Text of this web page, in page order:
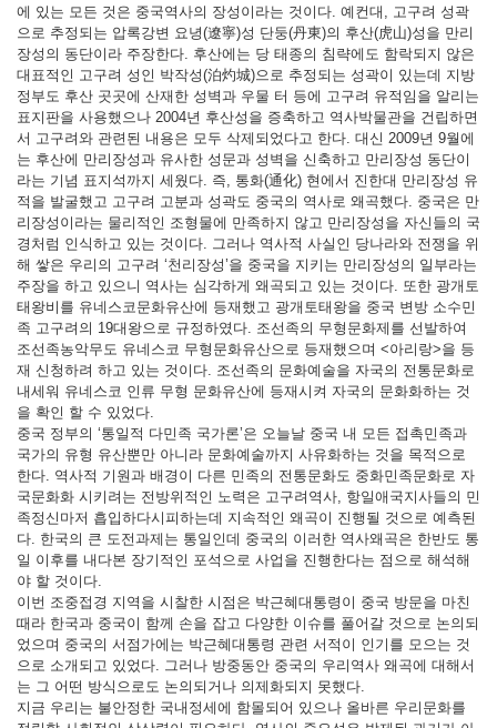
에 있는 모든 것은 중국역사의 장성이라는 것이다. 예컨대, 고구려 성곽
으로 추정되는 압록강변 요녕(遼寧)성 단둥(丹東)의 후산(虎山)성을 만리
장성의 동단이라 주장한다. 후산에는 당 태종의 침략에도 함락되지 않은
대표적인 고구려 성인 박작성(泊灼城)으로 추정되는 성곽이 있는데 지방
정부도 후산 곳곳에 산재한 성벽과 우물 터 등에 고구려 유적임을 알리는
표지판을 사용했으나 2004년 후산성을 증축하고 역사박물관을 건립하면
서 고구려와 관련된 내용은 모두 삭제되었다고 한다. 대신 2009년 9월에
는 후산에 만리장성과 유사한 성문과 성벽을 신축하고 만리장성 동단이
라는 기념 표지석까지 세웠다. 즉, 통화(通化) 현에서 진한대 만리장성 유
적을 발굴했고 고구려 고분과 성곽도 중국의 역사로 왜곡했다. 중국은 만
리장성이라는 물리적인 조형물에 만족하지 않고 만리장성을 자신들의 국
경처럼 인식하고 있는 것이다. 그러나 역사적 사실인 당나라와 전쟁을 위
해 쌓은 우리의 고구려 ‘천리장성’을 중국을 지키는 만리장성의 일부라는
주장을 하고 있으니 역사는 심각하게 왜곡되고 있는 것이다. 또한 광개토
태왕비를 유네스코문화유산에 등재했고 광개토태왕을 중국 변방 소수민
족 고구려의 19대왕으로 규정하였다. 조선족의 무형문화제를 선발하여
조선족농악무도 유네스코 무형문화유산으로 등재했으며 <아리랑>을 등
재 신청하려 하고 있는 것이다. 조선족의 문화예술을 자국의 전통문화로
내세워 유네스코 인류 무형 문화유산에 등재시켜 자국의 문화화하는 것
을 확인 할 수 있었다.
중국 정부의 ‘통일적 다민족 국가론’은 오늘날 중국 내 모든 접촉민족과
국가의 유형 유산뿐만 아니라 문화예술까지 사유화하는 것을 목적으로
한다. 역사적 기원과 배경이 다른 민족의 전통문화도 중화민족문화로 자
국문화화 시키려는 전방위적인 노력은 고구려역사, 항일애국지사들의 민
족정신마저 흡입하다시피하는데 지속적인 왜곡이 진행될 것으로 예측된
다. 한국의 큰 도전과제는 통일인데 중국의 이러한 역사왜곡은 한반도 통
일 이후를 내다본 장기적인 포석으로 사업을 진행한다는 점으로 해석해
야 할 것이다.
이번 조중접경 지역을 시찰한 시점은 박근혜대통령이 중국 방문을 마친
때라 한국과 중국이 함께 손을 잡고 다양한 이슈를 풀어갈 것으로 논의되
었으며 중국의 서점가에는 박근혜대통령 관련 서적이 인기를 모으는 것
으로 소개되고 있었다. 그러나 방중동안 중국의 우리역사 왜곡에 대해서
는 그 어떤 방식으로도 논의되거나 의제화되지 못했다.
지금 우리는 불안정한 국내정세에 함몰되어 있으나 올바른 우리문화를